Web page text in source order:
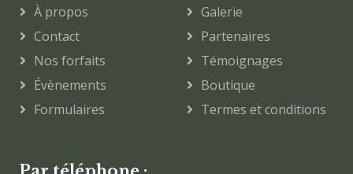
À propos
Contact
Nos forfaits
Évènements
Formulaires
Galerie
Partenaires
Témoignages
Boutique
Termes et conditions